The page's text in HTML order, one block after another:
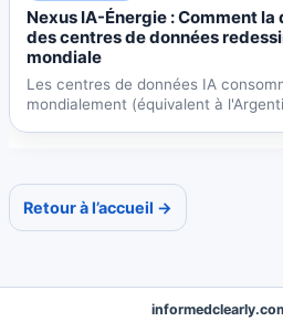
Nexus IA-Énergie : Comment
des centres de données
mondiale
Les centres de données IA
mondialement (équivalent à
Retour à l’accueil →